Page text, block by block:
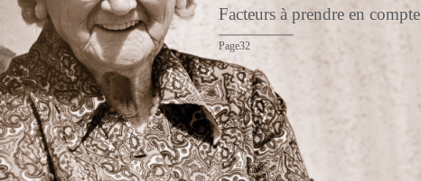
Facteurs à prendre en compte
Page32